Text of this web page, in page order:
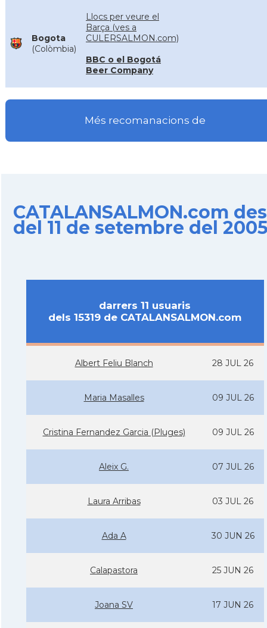
Bogota
(Colòmbia)
Llocs per veure el
Barça (ves a
CULERSALMON.com)
BBC o el Bogotá
Beer Company
Més recomanacions de
CATALANSALMON.com des
del 11 de setembre del
darrers 11 usuaris
dels 15319 de CATALANSALMON.com
Albert Feliu Blanch 28 JUL 26
Maria Masalles 09 JUL 26
Cristina Fernandez Garcia (Pluges) 09 JUL 26
Aleix G. 07 JUL 26
Laura Arribas 03 JUL 26
Ada A 30 JUN 26
Calapastora 25 JUN 26
Joana SV 17 JUN 26